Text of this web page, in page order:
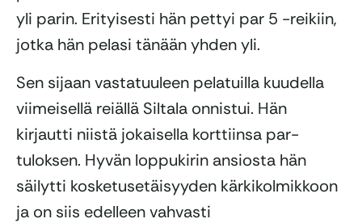
yli parin. Erityisesti hän pettyi par 5 -reikiin,
jotka hän pelasi tänään yhden yli.
Sen sijaan vastatuuleen pelatuilla kuudella
viimeisellä reiällä Siltala onnistui. Hän
kirjautti niistä jokaisella korttiinsa par-
tuloksen. Hyvän loppukirin ansiosta hän
säilytti kosketusetäisyyden kärkikolmikkoon
ja on siis edelleen vahvasti